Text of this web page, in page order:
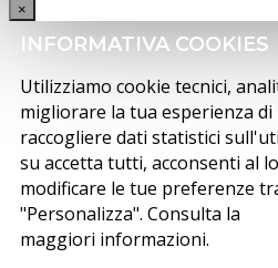
×
INFORMATIVA COOKIES
Utilizziamo cookie tecnici,
migliorare la tua esperienza
raccogliere dati statistici
su accetta tutti, acconsenti al
modificare le tue preferenze
"Personalizza". Consulta la
maggiori informazioni.